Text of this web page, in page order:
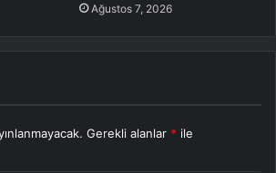
Ağustos 7, 2026
Gerekli alanlar * ile